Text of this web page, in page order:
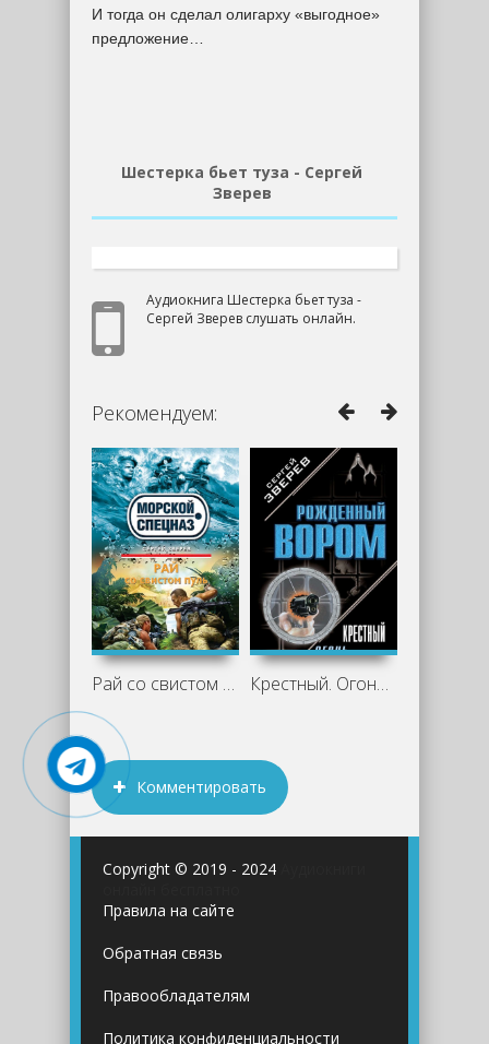
И тогда он сделал олигарху «выгодное»
предложение…
Шестерка бьет туза - Сергей
Зверев
Аудиокнига Шестерка бьет туза -
Сергей Зверев слушать онлайн.
Рекомендуем:
Рай со свистом пуль - Сергей Зверев Крестный. Огонь по отморозкам - Сергей
Комментировать
Copyright © 2019 - 2024
Правила на сайте
Обратная связь
Правообладателям
Политика конфиденциальности